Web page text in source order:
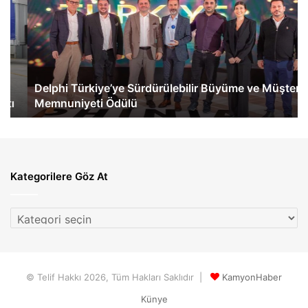
Büyüme
Müşteri
Memnuniyeti
Ödülü
Delphi Türkiye’ye Sürdürülebilir Büyüme ve Müşteri
Memnuniyeti Ödülü
İlk
Kategorilere Göz At
Kategorilere
Göz
© Telif Hakkı 2026, Tüm Hakları Saklıdır |
KamyonHaber
Künye